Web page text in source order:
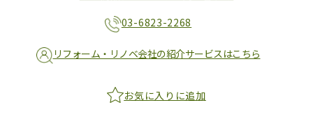
03-6823-2268
リフォーム・リノベ会社の紹介サービスはこちら
お気に入りに追加